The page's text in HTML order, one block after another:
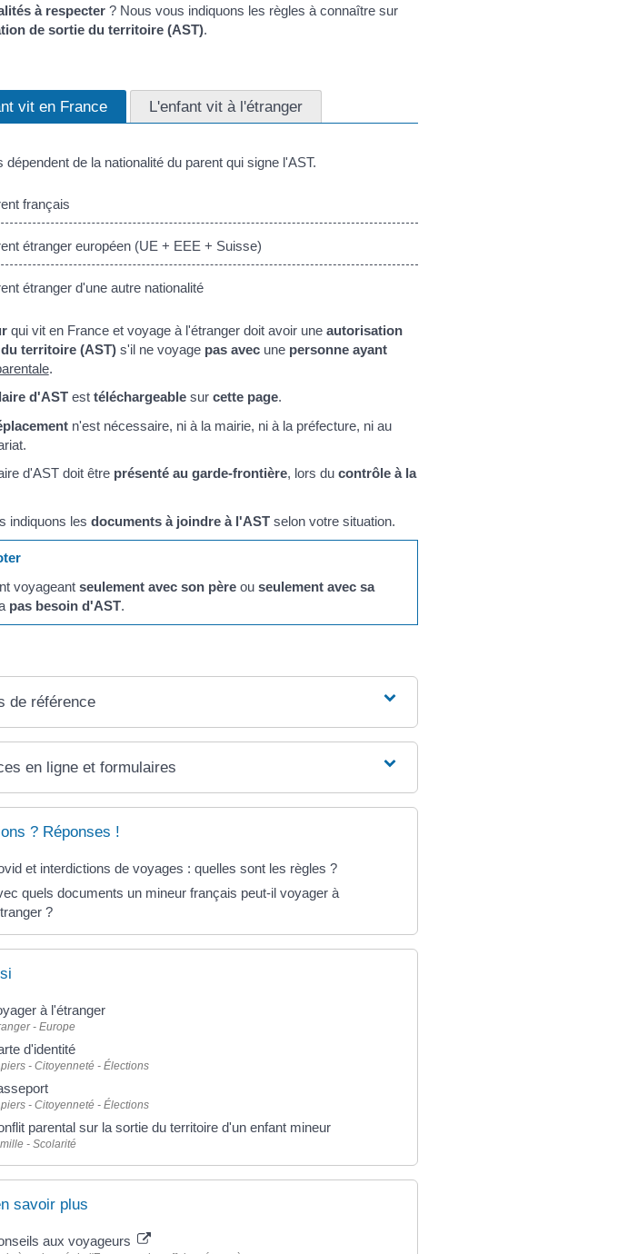
à respecter? Nous vous indiquons les règles à connaître sur
de sortie du territoire (AST).
vit en France L'enfant vit à l'étranger
dépendent de la nationalité du parent qui signe l'AST.
français
étranger européen (UE + EEE + Suisse)
étranger d'une autre nationalité
qui vit en France et voyage à l'étranger doit avoir une autorisation
territoire (AST)s'il ne voyage pas avecune personne ayant
.
d'ASTest téléchargeablesur cette page.
n'est nécessaire, ni à la mairie, ni à la préfecture, ni au
d'AST doit être présenté au garde-frontière, lors du contrôle à la
indiquons les documents à joindre à l'ASTselon votre situation.
voyageant seulement avec son pèreou seulement avec sa
pas besoin d'AST.
de référence
en ligne et formulaires
? Réponses !
et interdictions de voyages : quelles sont les règles ?
quels documents un mineur français peut-il voyager à
?
à l'étranger
- Europe
d'identité
- Citoyenneté - Élections
- Citoyenneté - Élections
parental sur la sortie du territoire d'un enfant mineur
- Scolarité
savoir plus
aux voyageurs